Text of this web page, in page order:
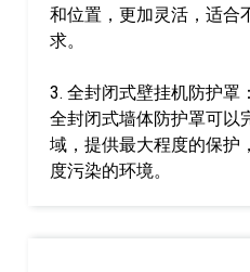
和位置，更加灵活，适合
求。
3. 全封闭式壁挂机防护罩：
全封闭式墙体防护罩可以
域，提供最大程度的保护
度污染的环境。